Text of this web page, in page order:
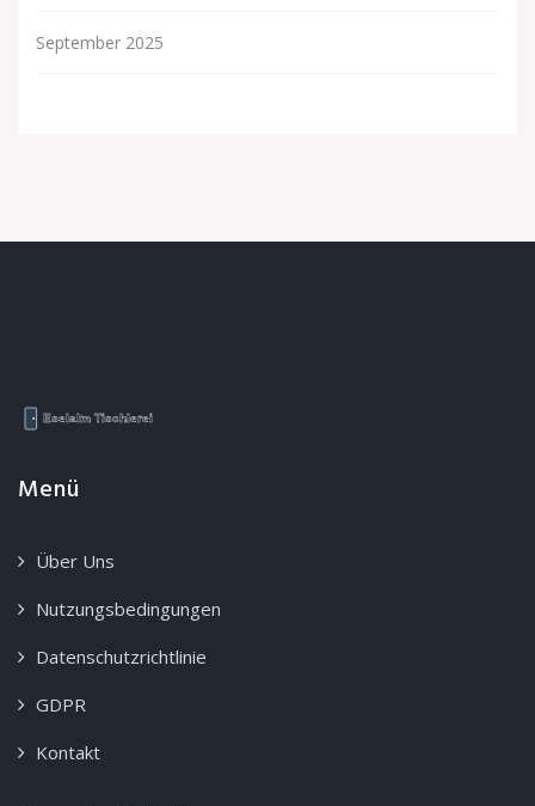
September 2025
Menü
Über Uns
Nutzungsbedingungen
Datenschutzrichtlinie
GDPR
Kontakt